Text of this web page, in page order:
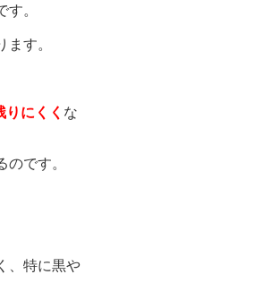
。
す。
りにくく な
です。
特に黒や